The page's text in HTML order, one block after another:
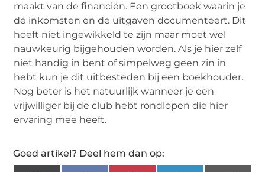
maakt van de financiën. Een grootboek waarin je
de inkomsten en de uitgaven documenteert. Dit
hoeft niet ingewikkeld te zijn maar moet wel
nauwkeurig bijgehouden worden. Als je hier zelf
niet handig in bent of simpelweg geen zin in
hebt kun je dit uitbesteden bij een boekhouder.
Nog beter is het natuurlijk wanneer je een
vrijwilliger bij de club hebt rondlopen die hier
ervaring mee heeft.
Goed artikel? Deel hem dan op: